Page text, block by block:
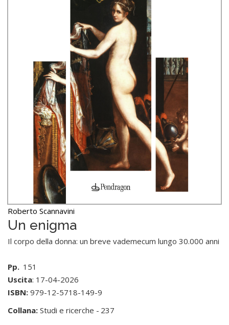
Roberto Scannavini
Un enigma
Il corpo della donna: un breve vademecum lungo 30.000 anni
Pp. 151
Uscita: 17-04-2026
ISBN: 979-12-5718-149-9
Collana: Studi e ricerche - 237